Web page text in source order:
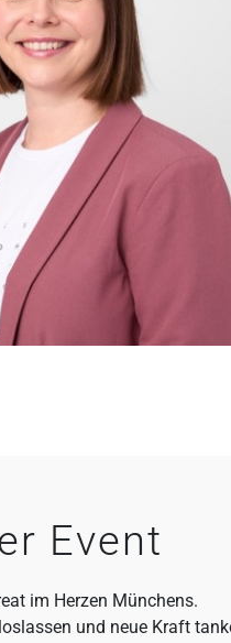
Event
im Herzen Münchens.
und neue Kraft